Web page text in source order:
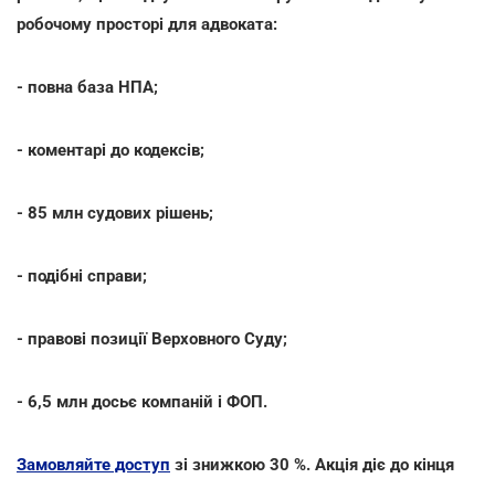
робочому просторі для адвоката:
- повна база НПА;
- коментарі до кодексів;
- 85 млн судових рішень;
- подібні справи;
- правові позиції Верховного Суду;
- 6,5 млн досьє компаній і ФОП.
Замовляйте доступ зі знижкою 30 %. Акція діє до кінця